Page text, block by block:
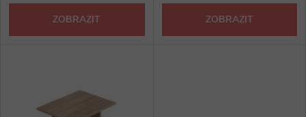
d
u
d
ZOBRAZIT ZOBRAZIT